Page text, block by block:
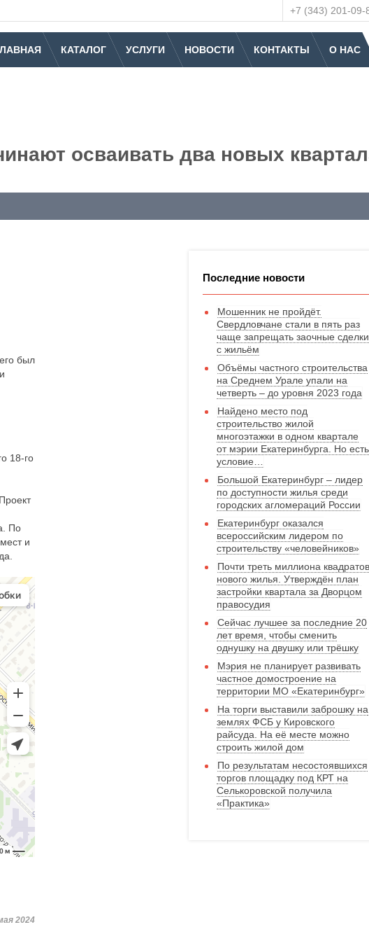
+7 (343) 201-09-
КАТАЛОГ УСЛУГИ НОВОСТИ КОНТАКТЫ О НАС
осваивать два новых
был
18-го
По
и
2024
Последние новости
Мошенник не пройдёт.
Свердловчане стали в пять раз
чаще запрещать заочные сделки
с жильём
Объёмы частного строительства
на Среднем Урале упали на
четверть – до уровня 2023 года
Найдено место под
строительство жилой
многоэтажки в одном квартале
от мэрии Екатеринбурга. Но есть
условие…
Большой Екатеринбург – лидер
по доступности жилья среди
городских агломераций России
Екатеринбург оказался
всероссийским лидером по
строительству «человейников»
Почти треть миллиона квадратов
нового жилья. Утверждён план
застройки квартала за Дворцом
правосудия
Сейчас лучшее за последние 20
лет время, чтобы сменить
однушку на двушку или трёшку
Мэрия не планирует развивать
частное домостроение на
территории МО «Екатеринбург»
На торги выставили заброшку на
землях ФСБ у Кировского
райсуда. На её месте можно
строить жилой дом
По результатам несостоявшихся
торгов площадку под КРТ на
Селькоровской получила
«Практика»